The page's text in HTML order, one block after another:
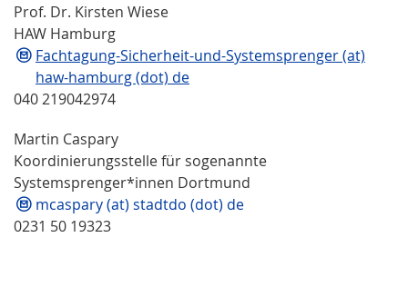
Prof. Dr. Kirsten Wiese
HAW Hamburg
Fachtagung-Sicherheit-und-Systemsprenger (at)
haw-hamburg (dot) de
040 219042974
Martin Caspary
Koordinierungsstelle für sogenannte
Systemsprenger*innen Dortmund
mcaspary (at) stadtdo (dot) de
0231 50 19323